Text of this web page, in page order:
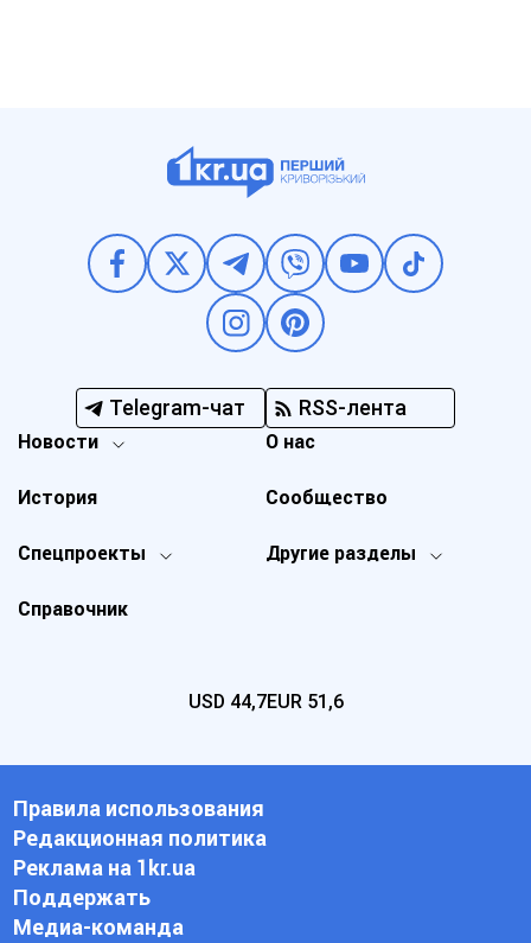
Telegram-чат RSS-лента
Новости
Спецпроекты Другие разделы
История
О нас
Справочник
Сообщество
USD 44,7EUR 51,6
Правила использования
Редакционная политика
Реклама на 1kr.ua
Поддержать
Медиа-команда